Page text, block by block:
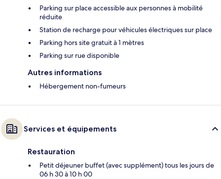
Parking sur place accessible aux personnes à mobilité
réduite
Station de recharge pour véhicules électriques sur place
Parking hors site gratuit à 1 mètres
Parking sur rue disponible
Autres informations
Hébergement non-fumeurs
Services et équipements
Restauration
Petit déjeuner buffet (avec supplément) tous les jours de
06 h 30 à 10 h 00